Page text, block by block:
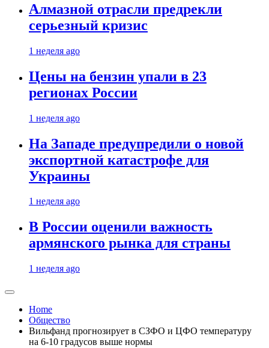
Алмазной отрасли предрекли
серьезный кризис
1 неделя ago
Цены на бензин упали в 23
регионах России
1 неделя ago
На Западе предупредили о новой
экспортной катастрофе для
Украины
1 неделя ago
В России оценили важность
армянского рынка для страны
1 неделя ago
Home
Общество
Вильфанд прогнозирует в СЗФО и ЦФО температуру
на 6-10 градусов выше нормы